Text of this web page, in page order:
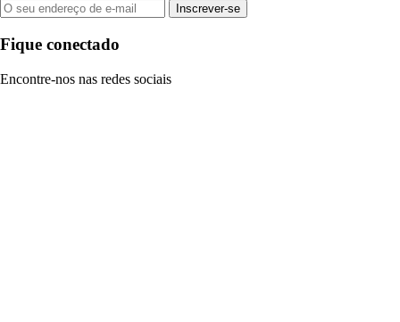
Inscrever-se
Fique conectado
Encontre-nos nas redes sociais